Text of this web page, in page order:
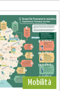
Mobilità